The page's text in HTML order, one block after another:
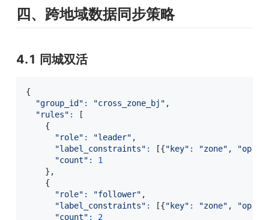
四、跨地域数据同步策略
4.1 同城双活
{
"group_id" : "cross_zone_bj" ,
"rules" :
[
{
"role" : "leader" ,
"label_constraints" : [{"key" : "zone" , "op"
"count" :
1
} ,
{
"role" : "follower" ,
"label_constraints" : [{"key" : "zone" , "op"
"count" : 2